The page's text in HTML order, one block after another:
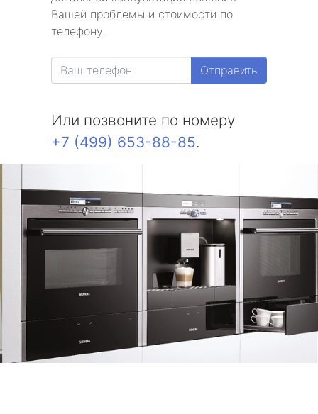
Вашей проблемы и стоимости по
телефону.
Отправить
Или позвоните по номеру
+7 (499) 653-88-85.